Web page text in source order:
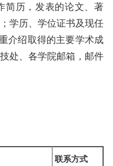
简历，发表的论文、著
学历、学位证书及现任
介绍取得的主要学术成
处、各学院邮箱，邮件
联系方式